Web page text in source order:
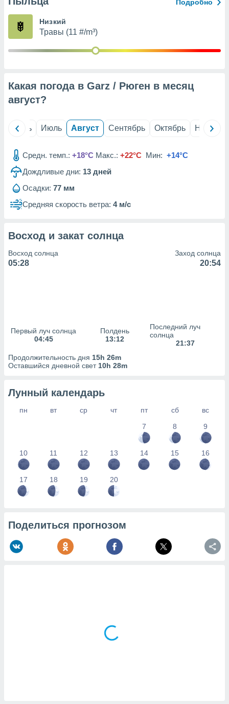
из
рекламы
сведения
Подробно
Низкий
Травы (11 #/m³)
Какая погода в Garz / Рюген в месяц
август?
Июнь Июль Август Сентябрь Октябрь Ноябрь
Средн. темп.: +18°C Макс.: +22°C Мин: +14°C
Дождливые дни: 13 дней
Осадки: 77 мм
Средняя скорость ветра: 4 м/с
Восход и закат солнца
Восход солнца
05:28
Заход солнца
20:54
Первый луч солнца
04:45
Полдень
13:12
Последний луч
солнца
21:37
Продолжительность дня 15h 26m
Оставшийся дневной свет 10h 28m
Лунный календарь
пн вт ср чт пт сб
вс
7
8 9
10 11 12 13 14 15 16
17 18 19 20
Поделиться прогнозом